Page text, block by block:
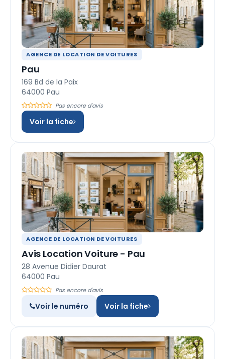
AGENCE DE LOCATION DE VOITURES
Pau
169 Bd de la Paix
64000 Pau
Pas encore d'avis
Voir la fiche
AGENCE DE LOCATION DE VOITURES
Avis Location Voiture - Pau
28 Avenue Didier Daurat
64000 Pau
Pas encore d'avis
Voir le numéro Voir la fiche